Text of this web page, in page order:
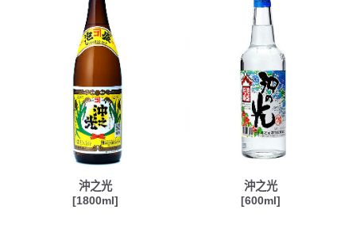
沖之光
[1800ml]
沖之光
[600ml]